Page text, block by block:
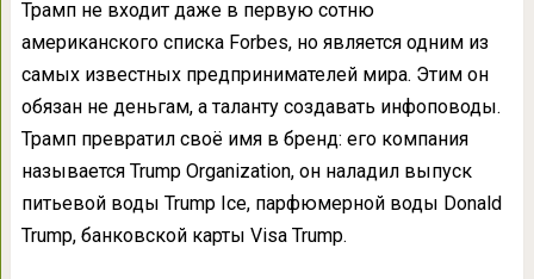
Трамп не входит даже в первую сотню
американского списка Forbes, но является одним из
самых известных предпринимателей мира. Этим он
обязан не деньгам, а таланту создавать инфоповоды.
Трамп превратил своё имя в бренд: его компания
называется Trump Organization, он наладил выпуск
питьевой воды Trump Ice, парфюмерной воды Donald
Trump, банковской карты Visa Trump.